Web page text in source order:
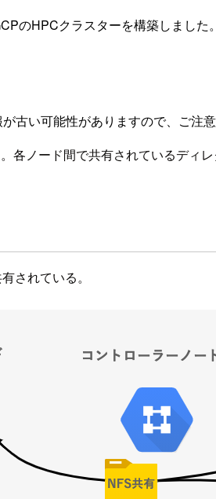
のHPCクラスターを構築しました
古い可能性がありますので、ご注意
ノード間で共有されているディ
されている。